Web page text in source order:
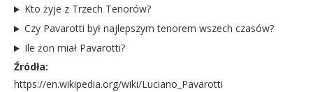
Kto żyje z Trzech Tenorów?
Czy Pavarotti był najlepszym tenorem wszech czasów?
Ile żon miał Pavarotti?
Źródła:
https://en.wikipedia.org/wiki/Luciano_Pavarotti